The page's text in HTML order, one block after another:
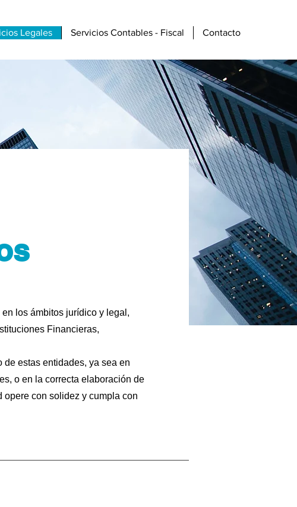
Legales Servicios Contables - Fiscal Contacto
los ámbitos jurídico y legal,
Financieras,
estas entidades, ya sea en
o en la correcta elaboración de
con solidez y cumpla con